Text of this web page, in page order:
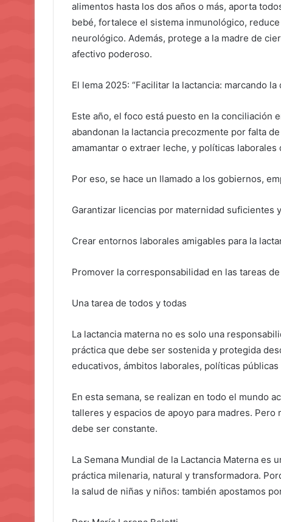
alimentos hasta los dos años o más, aporta
bebé, fortalece el sistema inmunológico,
neurológico. Además, protege a la madre de
afectivo poderoso.
El lema 2025: “Facilitar la lactancia: marcando
Este año, el foco está puesto en la conciliación
abandonan la lactancia precozmente por falta
amamantar o extraer leche, y políticas
Por eso, se hace un llamado a los gobiernos,
Garantizar licencias por maternidad suficientes
Crear entornos laborales amigables para la
Promover la corresponsabilidad en las tareas
Una tarea de todos y todas
La lactancia materna no es solo una
práctica que debe ser sostenida y protegida
educativos, ámbitos laborales, políticas
En esta semana, se realizan en todo el mundo
talleres y espacios de apoyo para madres.
debe ser constante.
La Semana Mundial de la Lactancia Materna
práctica milenaria, natural y transformadora.
la salud de niñas y niños: también apostamos